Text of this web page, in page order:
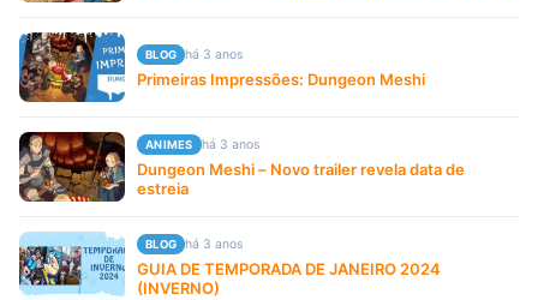
BLOG há 3 anos
Primeiras Impressões: Dungeon Meshi
ANIMES há 3 anos
Dungeon Meshi – Novo trailer revela data de
estreia
BLOG há 3 anos
GUIA DE TEMPORADA DE JANEIRO 2024
(INVERNO)